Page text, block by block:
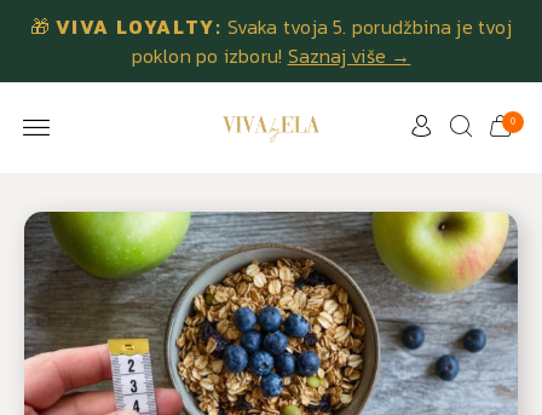
🎁 VIVA LOYALTY: Svaka tvoja 5. porudžbina je tvoj
poklon po izboru! Saznaj više →
0